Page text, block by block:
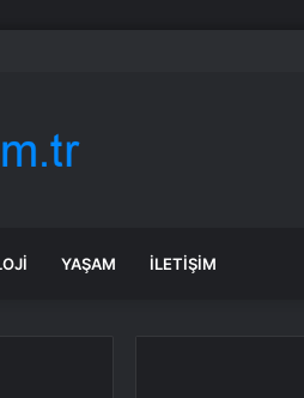
YAŞAM İLETIŞIM